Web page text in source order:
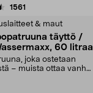
1561
& maut
täyttö /
60 litraa
joka ostetaan
– muista ottaa vanha
4.5viidestä